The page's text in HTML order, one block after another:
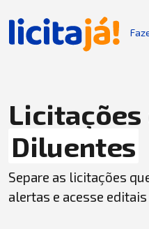
Licitações
Diluentes
Separe as licitações
alertas e acesse